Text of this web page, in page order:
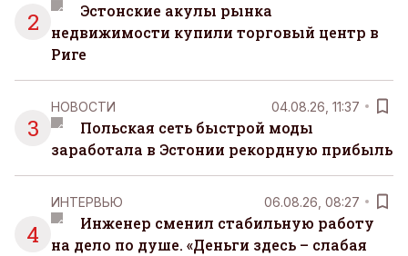
2
Эстонские акулы рынка
недвижимости купили торговый центр в
Риге
3
НОВОСТИ 04.08.26, 11:37
Польская сеть быстрой моды
заработала в Эстонии рекордную прибыль
4
ИНТЕРВЬЮ 06.08.26, 08:27
Инженер сменил стабильную работу
на дело по душе. «Деньги здесь – слабая